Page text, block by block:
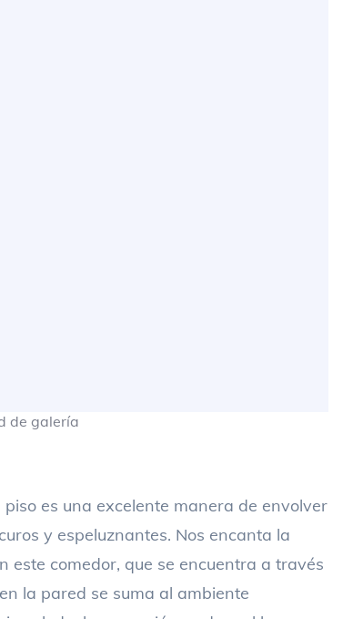
es una excelente manera de envolver
y espeluznantes. Nos encanta la
este comedor, que se encuentra a través
la pared se suma al ambiente